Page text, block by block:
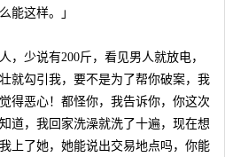
能这样。」
少说有200斤，看见男人就放电，
就勾引我，要不是为了帮你破案，我
得恶心！都怪你，我告诉你，你这次
道，我回家洗澡就洗了十遍，现在想
上了她，她能说出交易地点吗，你能